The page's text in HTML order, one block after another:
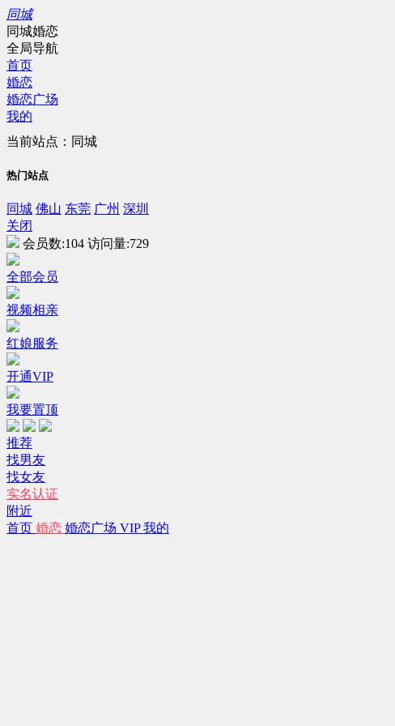
同城
同城婚恋
全局导航
首页
婚恋
婚恋广场
我的
当前站点：同城
热门站点
同城 佛山 东莞 广州 深圳
关闭
会员数:104 访问量:729
全部会员
视频相亲
红娘服务
开通VIP
我要置顶
推荐
找男友
找女友
实名认证
附近
首页 婚恋 婚恋广场 VIP 我的